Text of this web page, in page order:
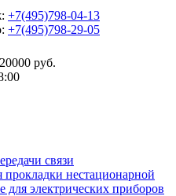
+7(495)798-04-13
+7(495)798-29-05
руб.
связи
нестационарной
для электрических приборов